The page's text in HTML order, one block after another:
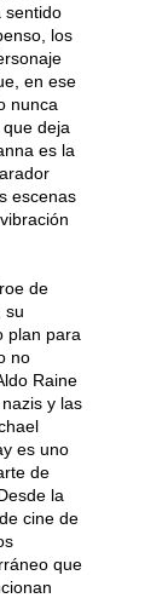
sentido
los
en ese
nunca
deja
es la
escenas
de
su
plan para
no
Raine
y las
es uno
de
la
cine de
que